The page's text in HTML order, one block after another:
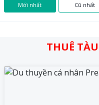
Mới nhất Cũ nhất
THUÊ